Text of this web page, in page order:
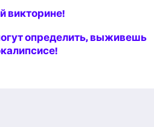
викторине!
определить, выживешь